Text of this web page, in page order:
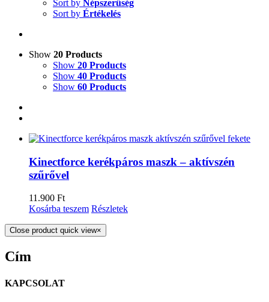
Sort by Népszerűség
Sort by Értékelés
Show 20 Products
Show 20 Products
Show 40 Products
Show 60 Products
Kinectforce kerékpáros maszk – aktívszén
szűrővel
11.900 Ft
Kosárba teszem Részletek
Close product quick view×
Cím
KAPCSOLAT